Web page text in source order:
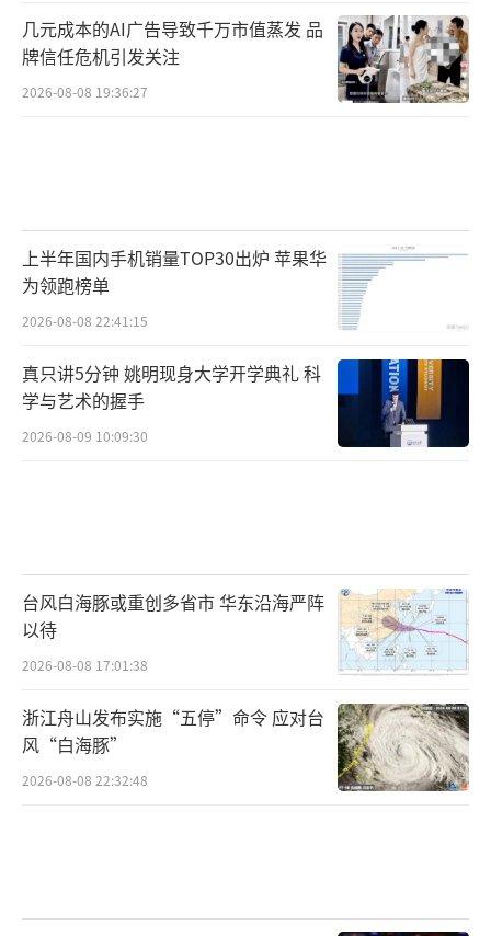
几元成本的AI广告导致千万市值蒸发 品
牌信任危机引发关注
2026-08-08 19:36:27
上半年国内手机销量TOP30出炉 苹果华
为领跑榜单
2026-08-08 22:41:15
真只讲5分钟 姚明现身大学开学典礼 科
学与艺术的握手
2026-08-09 10:09:30
台风白海豚或重创多省市 华东沿海严阵
以待
2026-08-08 17:01:38
浙江舟山发布实施“五停”命令 应对台
风“白海豚”
2026-08-08 22:32:48